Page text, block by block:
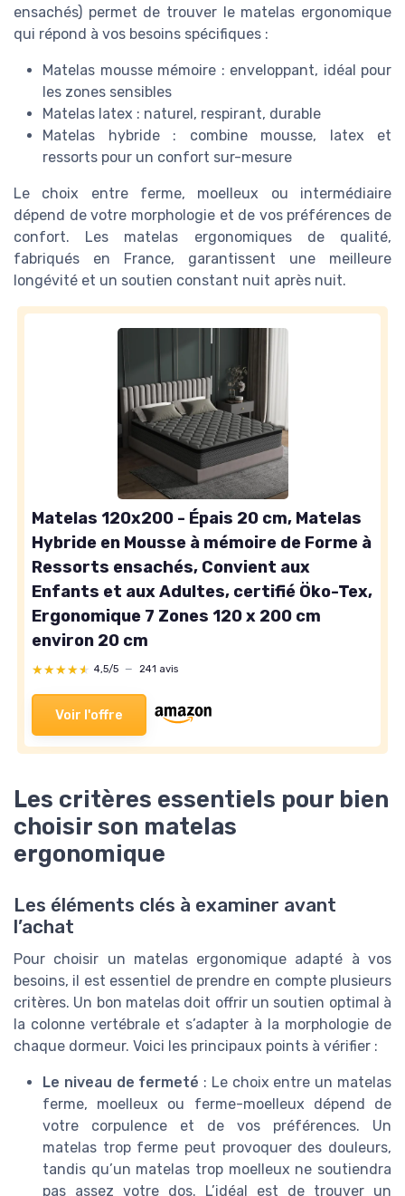
ensachés) permet de trouver le matelas ergonomique
qui répond à vos besoins spécifiques :
Matelas mousse mémoire : enveloppant, idéal pour
les zones sensibles
Matelas latex : naturel, respirant, durable
Matelas hybride : combine mousse, latex et
ressorts pour un confort sur-mesure
Le choix entre ferme, moelleux ou intermédiaire
dépend de votre morphologie et de vos préférences de
confort. Les matelas ergonomiques de qualité,
fabriqués en France, garantissent une meilleure
longévité et un soutien constant nuit après nuit.
Matelas 120x200 - Épais 20 cm, Matelas
Hybride en Mousse à mémoire de Forme à
Ressorts ensachés, Convient aux
Enfants et aux Adultes, certifié Öko-Tex,
Ergonomique 7 Zones 120 x 200 cm
environ 20 cm
★★★★★
★★★★★ 4,5/5 — 241 avis
Voir l'offre
Les critères essentiels pour bien
choisir son matelas
ergonomique
Les éléments clés à examiner avant
l’achat
Pour choisir un matelas ergonomique adapté à vos
besoins, il est essentiel de prendre en compte plusieurs
critères. Un bon matelas doit offrir un soutien optimal à
la colonne vertébrale et s’adapter à la morphologie de
chaque dormeur. Voici les principaux points à vérifier :
Le niveau de fermeté : Le choix entre un matelas
ferme, moelleux ou ferme-moelleux dépend de
votre corpulence et de vos préférences. Un
matelas trop ferme peut provoquer des douleurs,
tandis qu’un matelas trop moelleux ne soutiendra
pas assez votre dos. L’idéal est de trouver un